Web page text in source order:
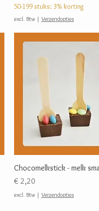
50-199 stuks: 3% korting
excl. Btw | Verzendopties
Chocomelkstick - melk
Prijs
€ 2,20
excl. Btw | Verzendopties